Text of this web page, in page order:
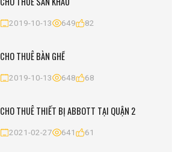
2019-10-13 649 82
CHO THUÊ BÀN GHẾ
2019-10-13 648 68
CHO THUÊ THIẾT BỊ ABBOTT TẠI QUẬN 2
2021-02-27 641 61